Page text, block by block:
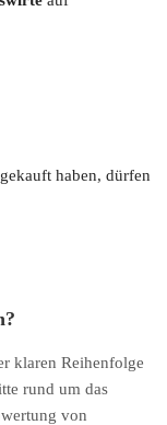
haben, dürfen
klaren Reihenfolge
rund um das
von